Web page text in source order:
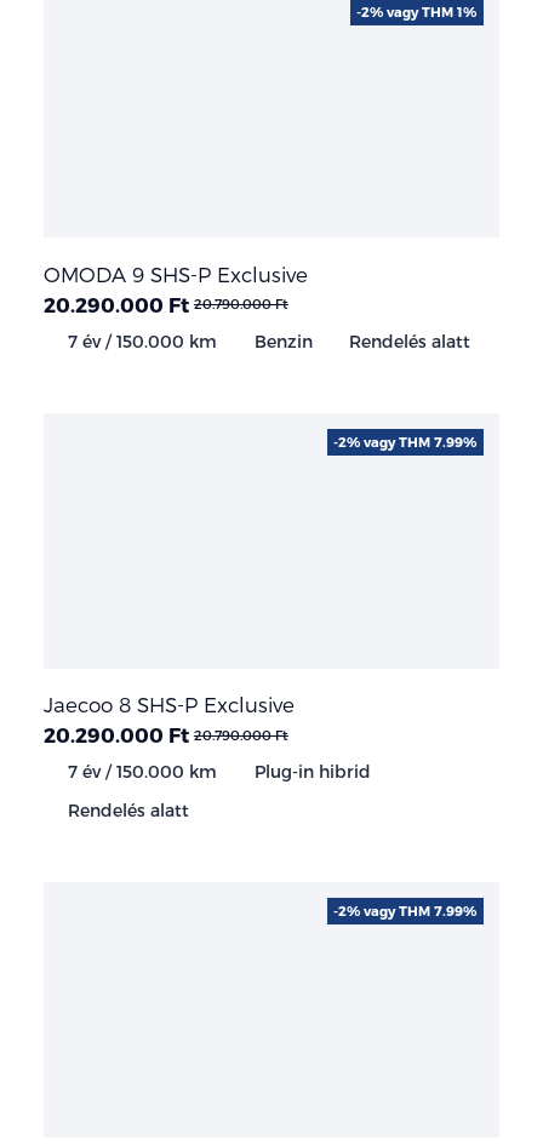
OMODA 9 SHS-P Exclusive
20.290.000 Ft 20.790.000 Ft
7 év / 150.000 km Benzin Rendelés alatt
-2% vagy THM 1%
Jaecoo 8 SHS-P Exclusive
20.290.000 Ft 20.790.000 Ft
7 év / 150.000 km
Plug-in hibrid
Rendelés alatt
-2% vagy THM 7.99%
-2% vagy THM 7.99%